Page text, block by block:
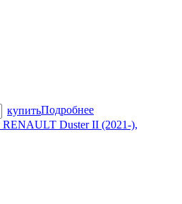
купитьПодробнее